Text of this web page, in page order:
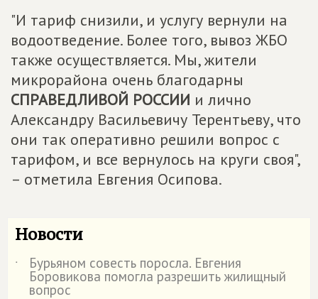
"И тариф снизили, и услугу вернули на
водоотведение. Более того, вывоз ЖБО
также осуществляется. Мы, жители
микрорайона очень благодарны
СПРАВЕДЛИВОЙ РОССИИ и лично
Александру Васильевичу Терентьеву, что
они так оперативно решили вопрос с
тарифом, и все вернулось на круги своя",
– отметила Евгения Осипова.
Новости
˙ Бурьяном совесть поросла. Евгения
Боровикова помогла разрешить жилищный
вопрос